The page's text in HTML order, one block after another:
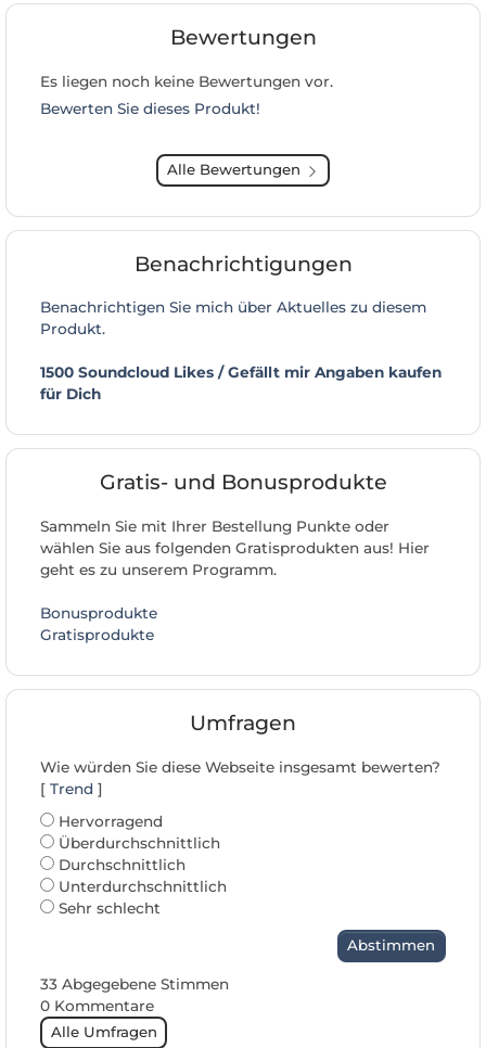
Bewertungen
Es liegen noch keine Bewertungen vor.
Bewerten Sie dieses Produkt!
Alle Bewertungen
Benachrichtigungen
Benachrichtigen Sie mich über Aktuelles zu diesem
Produkt.
1500 Soundcloud Likes / Gefällt mir Angaben kaufen
für Dich
Gratis- und Bonusprodukte
Sammeln Sie mit Ihrer Bestellung Punkte oder
wählen Sie aus folgenden Gratisprodukten aus! Hier
geht es zu unserem Programm.
Bonusprodukte
Gratisprodukte
Umfragen
Wie würden Sie diese Webseite insgesamt bewerten?
[ Trend ]
Hervorragend
Überdurchschnittlich
Durchschnittlich
Unterdurchschnittlich
Sehr schlecht
Abstimmen
33 Abgegebene Stimmen
0 Kommentare
Alle Umfragen